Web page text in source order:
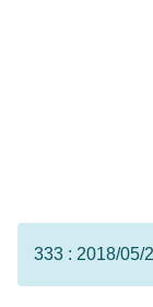
333 : 2018/05/